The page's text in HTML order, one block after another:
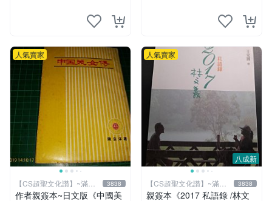
人氣賣家
【CS超聖文化讚】~滿千
元送運
3838
作者親簽本~日文版《中國美
八成新
人氣賣家
【CS超聖文化讚】~滿千
元送運
3838
親簽本《2017 私語錄 /林文